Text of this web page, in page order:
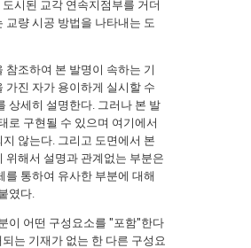
시된 교각 연속지점부를 거더
교량 시공 방법을 나타내는 도
참조하여 본 발명이 속하는 기
가진 자가 용이하게 실시할 수
상세히 설명한다. 그러나 본 발
로 구현될 수 있으며 여기에서
않는다. 그리고 도면에서 본
위해서 설명과 관계없는 부분은
를 통하여 유사한 부분에 대해
였다.
이 어떤 구성요소를 "포함"한다
는 기재가 없는 한 다른 구성요